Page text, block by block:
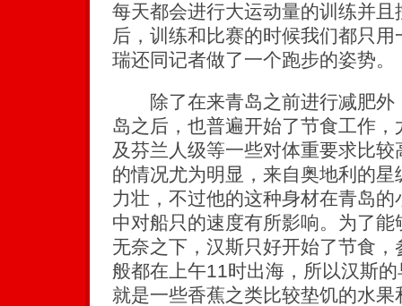
每天都会进行大运动量的训练并
后，训练和比赛的时候我们都只
瑞还同记者做了一个跑步的姿势。
除了在来青岛之前进行减肥外
岛之后，也普遍开始了节食工作
及芬兰人级等一些对体重要求比
的情况尤为明显，来自奥地利的
力壮，不过他的这种身材在青岛
中对船只的速度有所影响。为了
无奈之下，汉斯只好开始了节食
般都在上午11时出海，所以汉斯
就是一些香蕉之类比较垫饥的水